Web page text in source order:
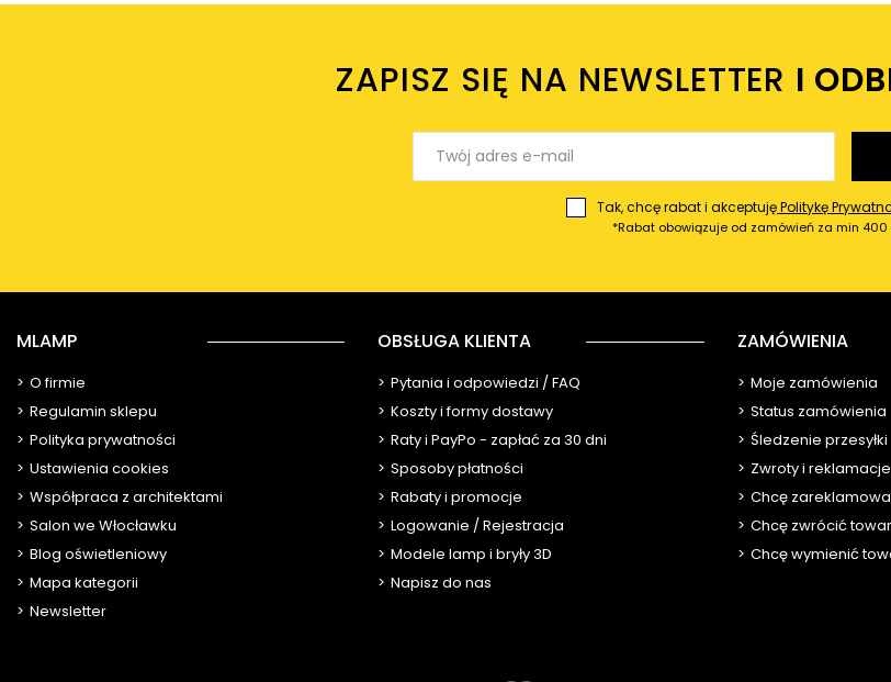
ZAPISZ SIĘ NA NEWSLETTER I
Tak, chcę rabat i akceptujęPolitykę
*Rabat obowiązuje od zamówień za min 400
MLAMP
O firmie
Regulamin sklepu
Polityka prywatności
Ustawienia cookies
Współpraca z architektami
Salon we Włocławku
Blog oświetleniowy
Mapa kategorii
Newsletter
OBSŁUGA KLIENTA
Pytania i odpowiedzi / FAQ
Koszty i formy dostawy
Raty i PayPo - zapłać za 30 dni
Sposoby płatności
Rabaty i promocje
Logowanie / Rejestracja
Modele lamp i bryły 3D
Napisz do nas
ZAMÓWIENIA
Moje zamówienia
Status zamówienia
Śledzenie przesyłki
Zwroty i reklamacje
Chcę
Chcę zwrócić towar
Chcę wymienić